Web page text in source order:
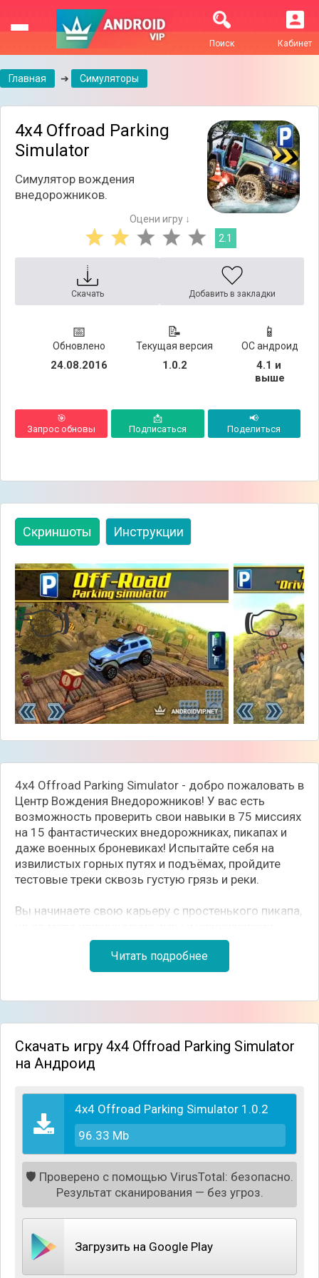
Кабинет
Поиск
Главная ➔ Симуляторы
4x4 Offroad Parking
Simulator
Симулятор вождения
внедорожников.
Оцени игру ↓
2.1
Скачать Добавить в закладки
📅
Обновлено
24.08.2016
📝
Текущая версия
1.0.2
📱
ОС андроид
4.1 и
выше
🎯
Запрос обновы
📩
Подписаться
📢
Поделиться
Скриншоты Инструкции
👈 👉
4x4 Offroad Parking Simulator - добро пожаловать в
Центр Вождения Внедорожников! У вас есть
возможность проверить свои навыки в 75 миссиях
на 15 фантастических внедорожниках, пикапах и
даже военных броневиках! Испытайте себя на
извилистых горных путях и подъёмах, пройдите
тестовые треки сквозь густую грязь и реки.
Вы начинаете свою карьеру с простенького пикапа,
опыта у вас будут всё более и более мощные
тачки, от мощного джипа с повышенной
проходимостью, до огромного "бигфута"! Каждый
преимущества для преодоления того или иного
игрового участка.
Качественная трёхмерная графика позволит
всецело погрузиться в увлекательный мир
своего зверя и докажите всем, что для вас двоих
не существует непреодолимых путей!
Читать подробнее
Скачать игру 4x4 Offroad Parking Simulator
на Андроид
4x4 Offroad Parking Simulator 1.0.2
96.33 Mb
🛡️ Проверено с помощью VirusTotal: безопасно.
Результат сканирования — без угроз.
Загрузить на Google Play